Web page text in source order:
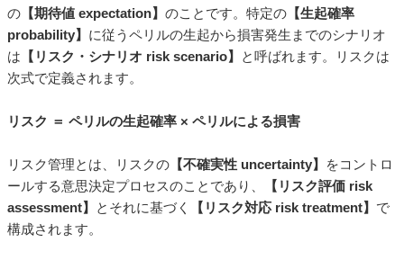
の 【期待値 expectation】 のことです。特定の 【生起確率
probability】 に従うペリルの生起から損害発生までのシナリオ
は 【リスク・シナリオ risk scenario】
と呼ばれます。リスクは
次式で定義されます。
リスク ＝ ペリルの生起確率 × ペリルによる損害
リスク管理とは、リスクの 【不確実性 uncertainty】
をコントロ
ールする意思決定プロセスのことであり、
【リスク評価 risk
assessment】
とそれに基づく 【リスク対応 risk treatment】 で
構成されます。